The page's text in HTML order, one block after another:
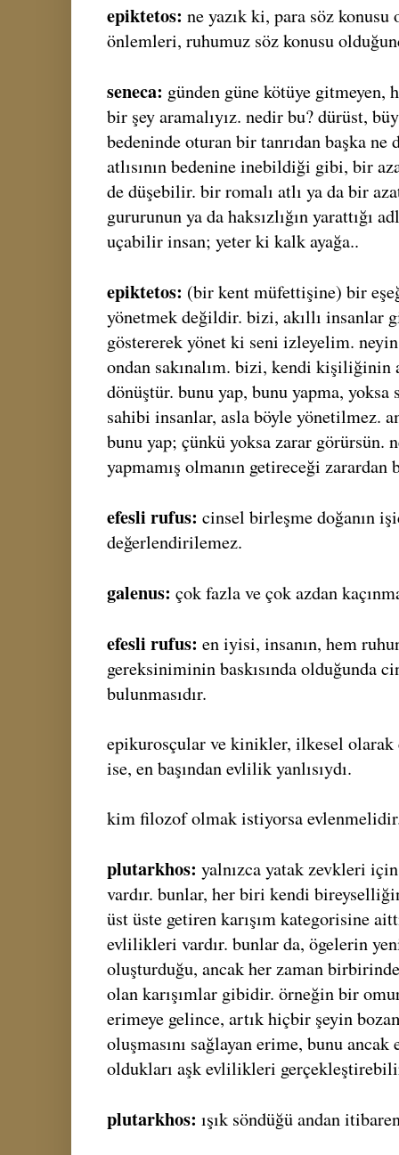
epiktetos: ne yazık ki, para söz konusu
önlemleri, ruhumuz söz konusu
seneca: günden güne kötüye gitmeyen,
bir şey aramalıyız. nedir bu? dürüst,
bedeninde oturan bir tanrıdan başka
atlısının bedenine inebildiği gibi, bir
de düşebilir. bir romalı atlı ya da bir
gururunun ya da haksızlığın yarattığı
uçabilir insan; yeter ki kalk ayağa..
epiktetos: (bir kent müfettişine) bir
yönetmek değildir. bizi, akıllı insanlar
göstererek yönet ki seni izleyelim.
ondan sakınalım. bizi, kendi
dönüştür. bunu yap, bunu yapma, yoksa
sahibi insanlar, asla böyle yönetilmez.
bunu yap; çünkü yoksa zarar görürsün.
yapmamış olmanın getireceği zarardan
efesli rufus: cinsel birleşme doğanın
değerlendirilemez.
galenus: çok fazla ve çok azdan
efesli rufus: en iyisi, insanın, hem
gereksiniminin baskısında olduğunda
bulunmasıdır.
epikurosçular ve kinikler, ilkesel olarak
ise, en başından evlilik yanlısıydı.
kim filozof olmak istiyorsa
plutarkhos: yalnızca yatak zevkleri
vardır. bunlar, her biri kendi
üst üste getiren karışım kategorisine
evlilikleri vardır. bunlar da, ögelerin
oluşturduğu, ancak her zaman
olan karışımlar gibidir. örneğin bir
erimeye gelince, artık hiçbir şeyin
oluşmasını sağlayan erime, bunu
oldukları aşk evlilikleri
plutarkhos: ışık söndüğü andan